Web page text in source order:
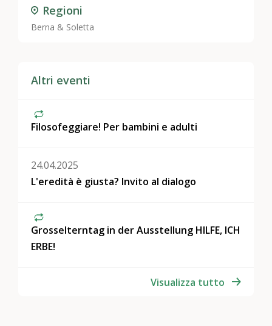
Regioni
Berna & Soletta
Altri eventi
Filosofeggiare! Per bambini e adulti
24.04.2025
L'eredità è giusta? Invito al dialogo
Grosselterntag in der Ausstellung HILFE, ICH
ERBE!
Visualizza tutto